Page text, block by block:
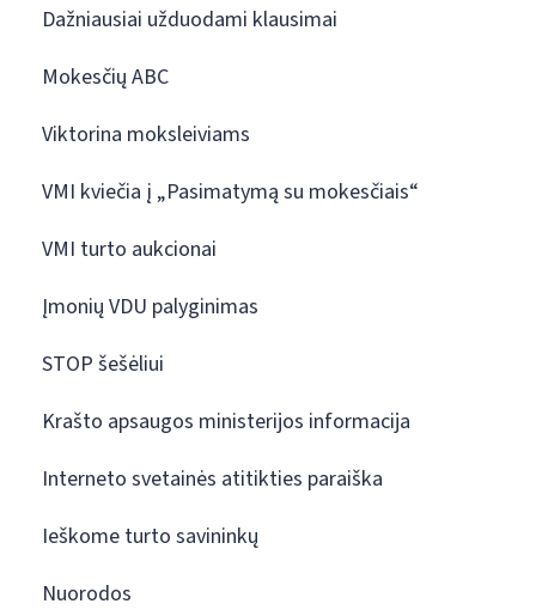
Dažniausiai užduodami klausimai
Mokesčių ABC
Viktorina moksleiviams
VMI kviečia į „Pasimatymą su mokesčiais“
VMI turto aukcionai
Įmonių VDU palyginimas
STOP šešėliui
Krašto apsaugos ministerijos informacija
Interneto svetainės atitikties paraiška
Ieškome turto savininkų
Nuorodos